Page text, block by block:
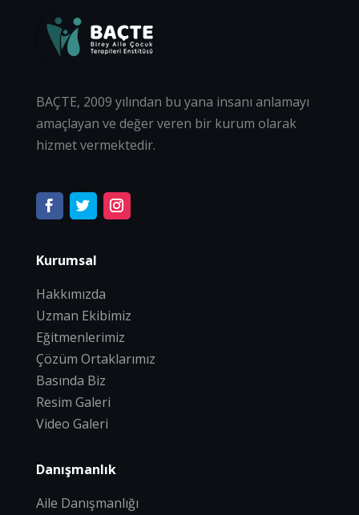
BAÇTE, 2009 yılından bu yana insanı anlamayı
amaçlayan ve değer veren bir kurum olarak
hizmet vermektedir.
Kurumsal
Hakkımızda
Uzman Ekibimiz
Eğitmenlerimiz
Çözüm Ortaklarımız
Basında Biz
Resim Galeri
Video Galeri
Danışmanlık
Aile Danışmanlığı